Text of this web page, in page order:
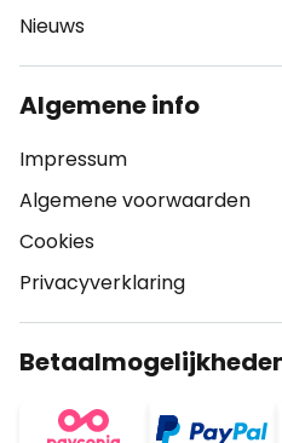
Nieuws
Algemene info
Impressum
Algemene voorwaarden
Cookies
Privacyverklaring